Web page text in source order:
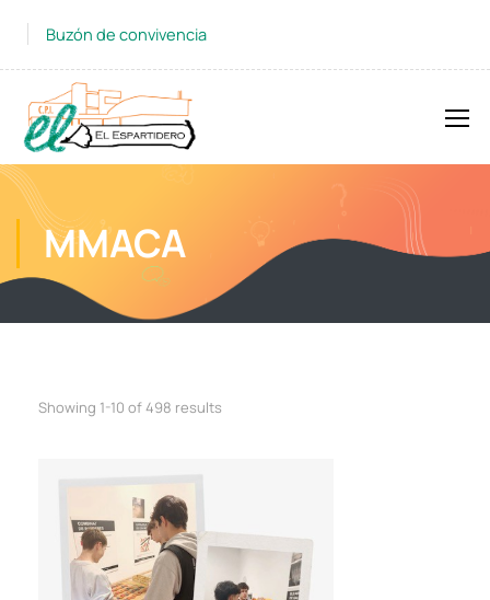
Buzón de convivencia
MMACA
Showing 1-10 of 498 results